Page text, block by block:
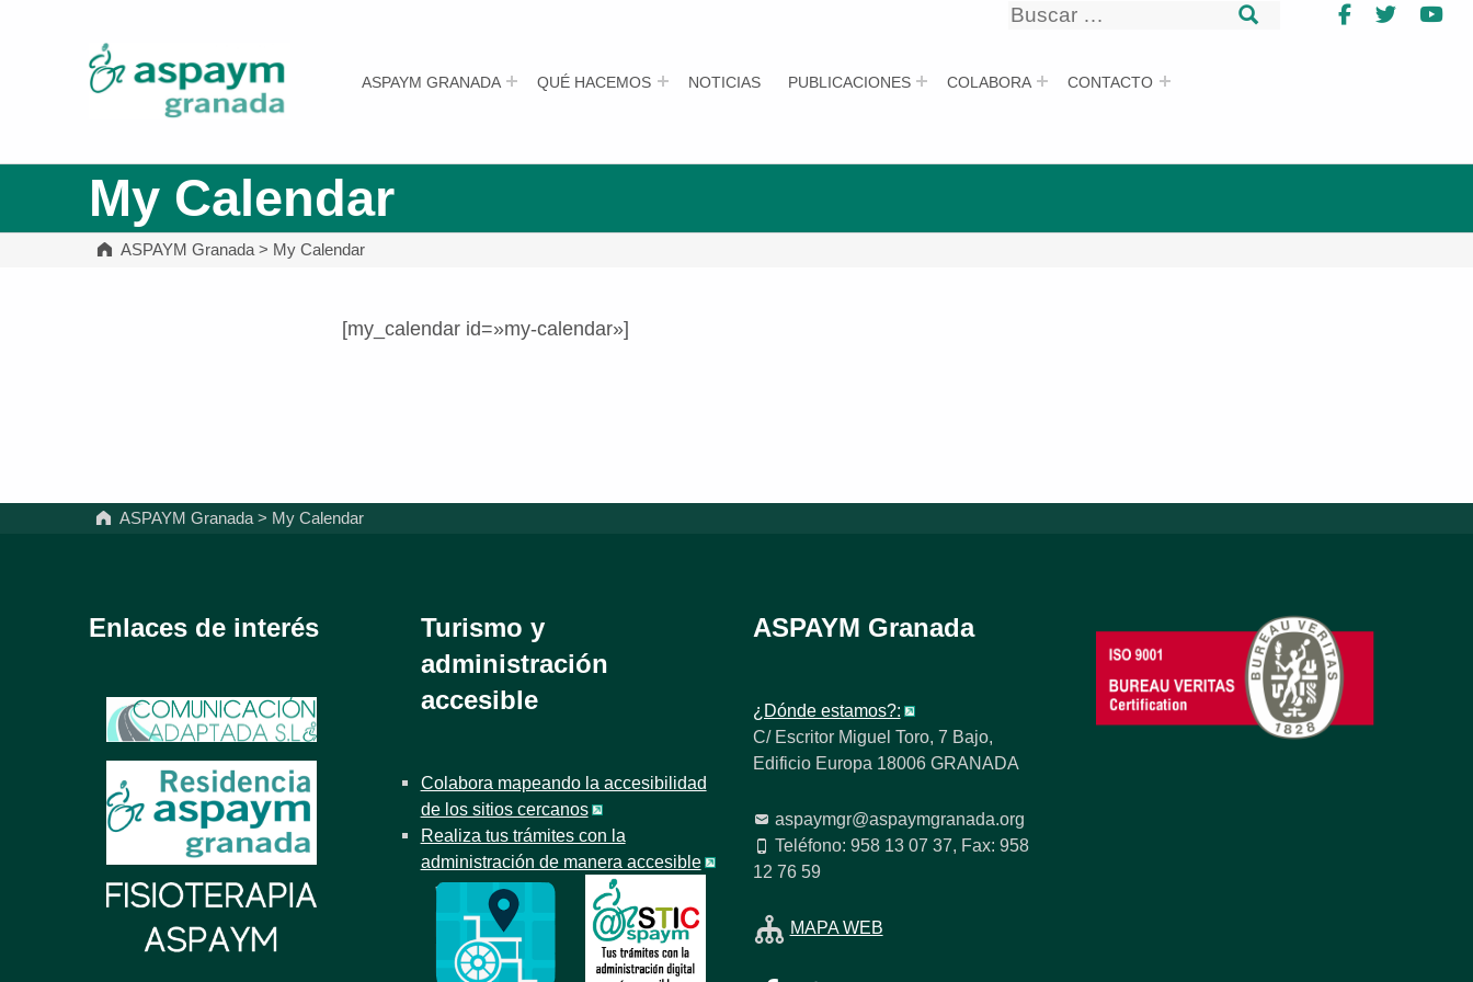
ASPAYM GRANADA QUÉ HACEMOS NOTICIAS PUBLICACIONES COLABORA CONTACTO
Buscar
Facebook
Twitter
My Calendar
ASPAYM Granada > My Calendar
[my_calendar id=»my-calendar»]
Volver a la navegación principal
ASPAYM Granada> My Calendar
Enlaces de interés
Turismo y
administración
accesible
Colabora mapeando la accesibilidad
de los sitios cercanos
Realiza tus trámites con la
administración de manera accesible
ASPAYM Granada
¿Dónde estamos?:
C/ Escritor Miguel Toro, 7 Bajo,
Edificio Europa 18006 GRANADA
aspaymgr@aspaymgranada.org
Teléfono: 958 13 07 37, Fax: 958
12 76 59
MAPA WEB